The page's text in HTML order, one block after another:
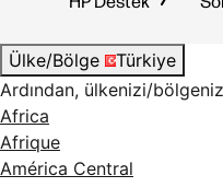
Ülke/Bölge
Türkiye
Ardından, ülkenizi/
Africa
Afrique
América Central